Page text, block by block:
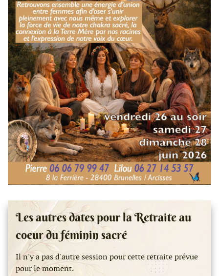
Les autres dates pour la Retraite au
coeur du féminin sacré
Il n'y a pas d'autre session pour cette retraite prévue
pour le moment.